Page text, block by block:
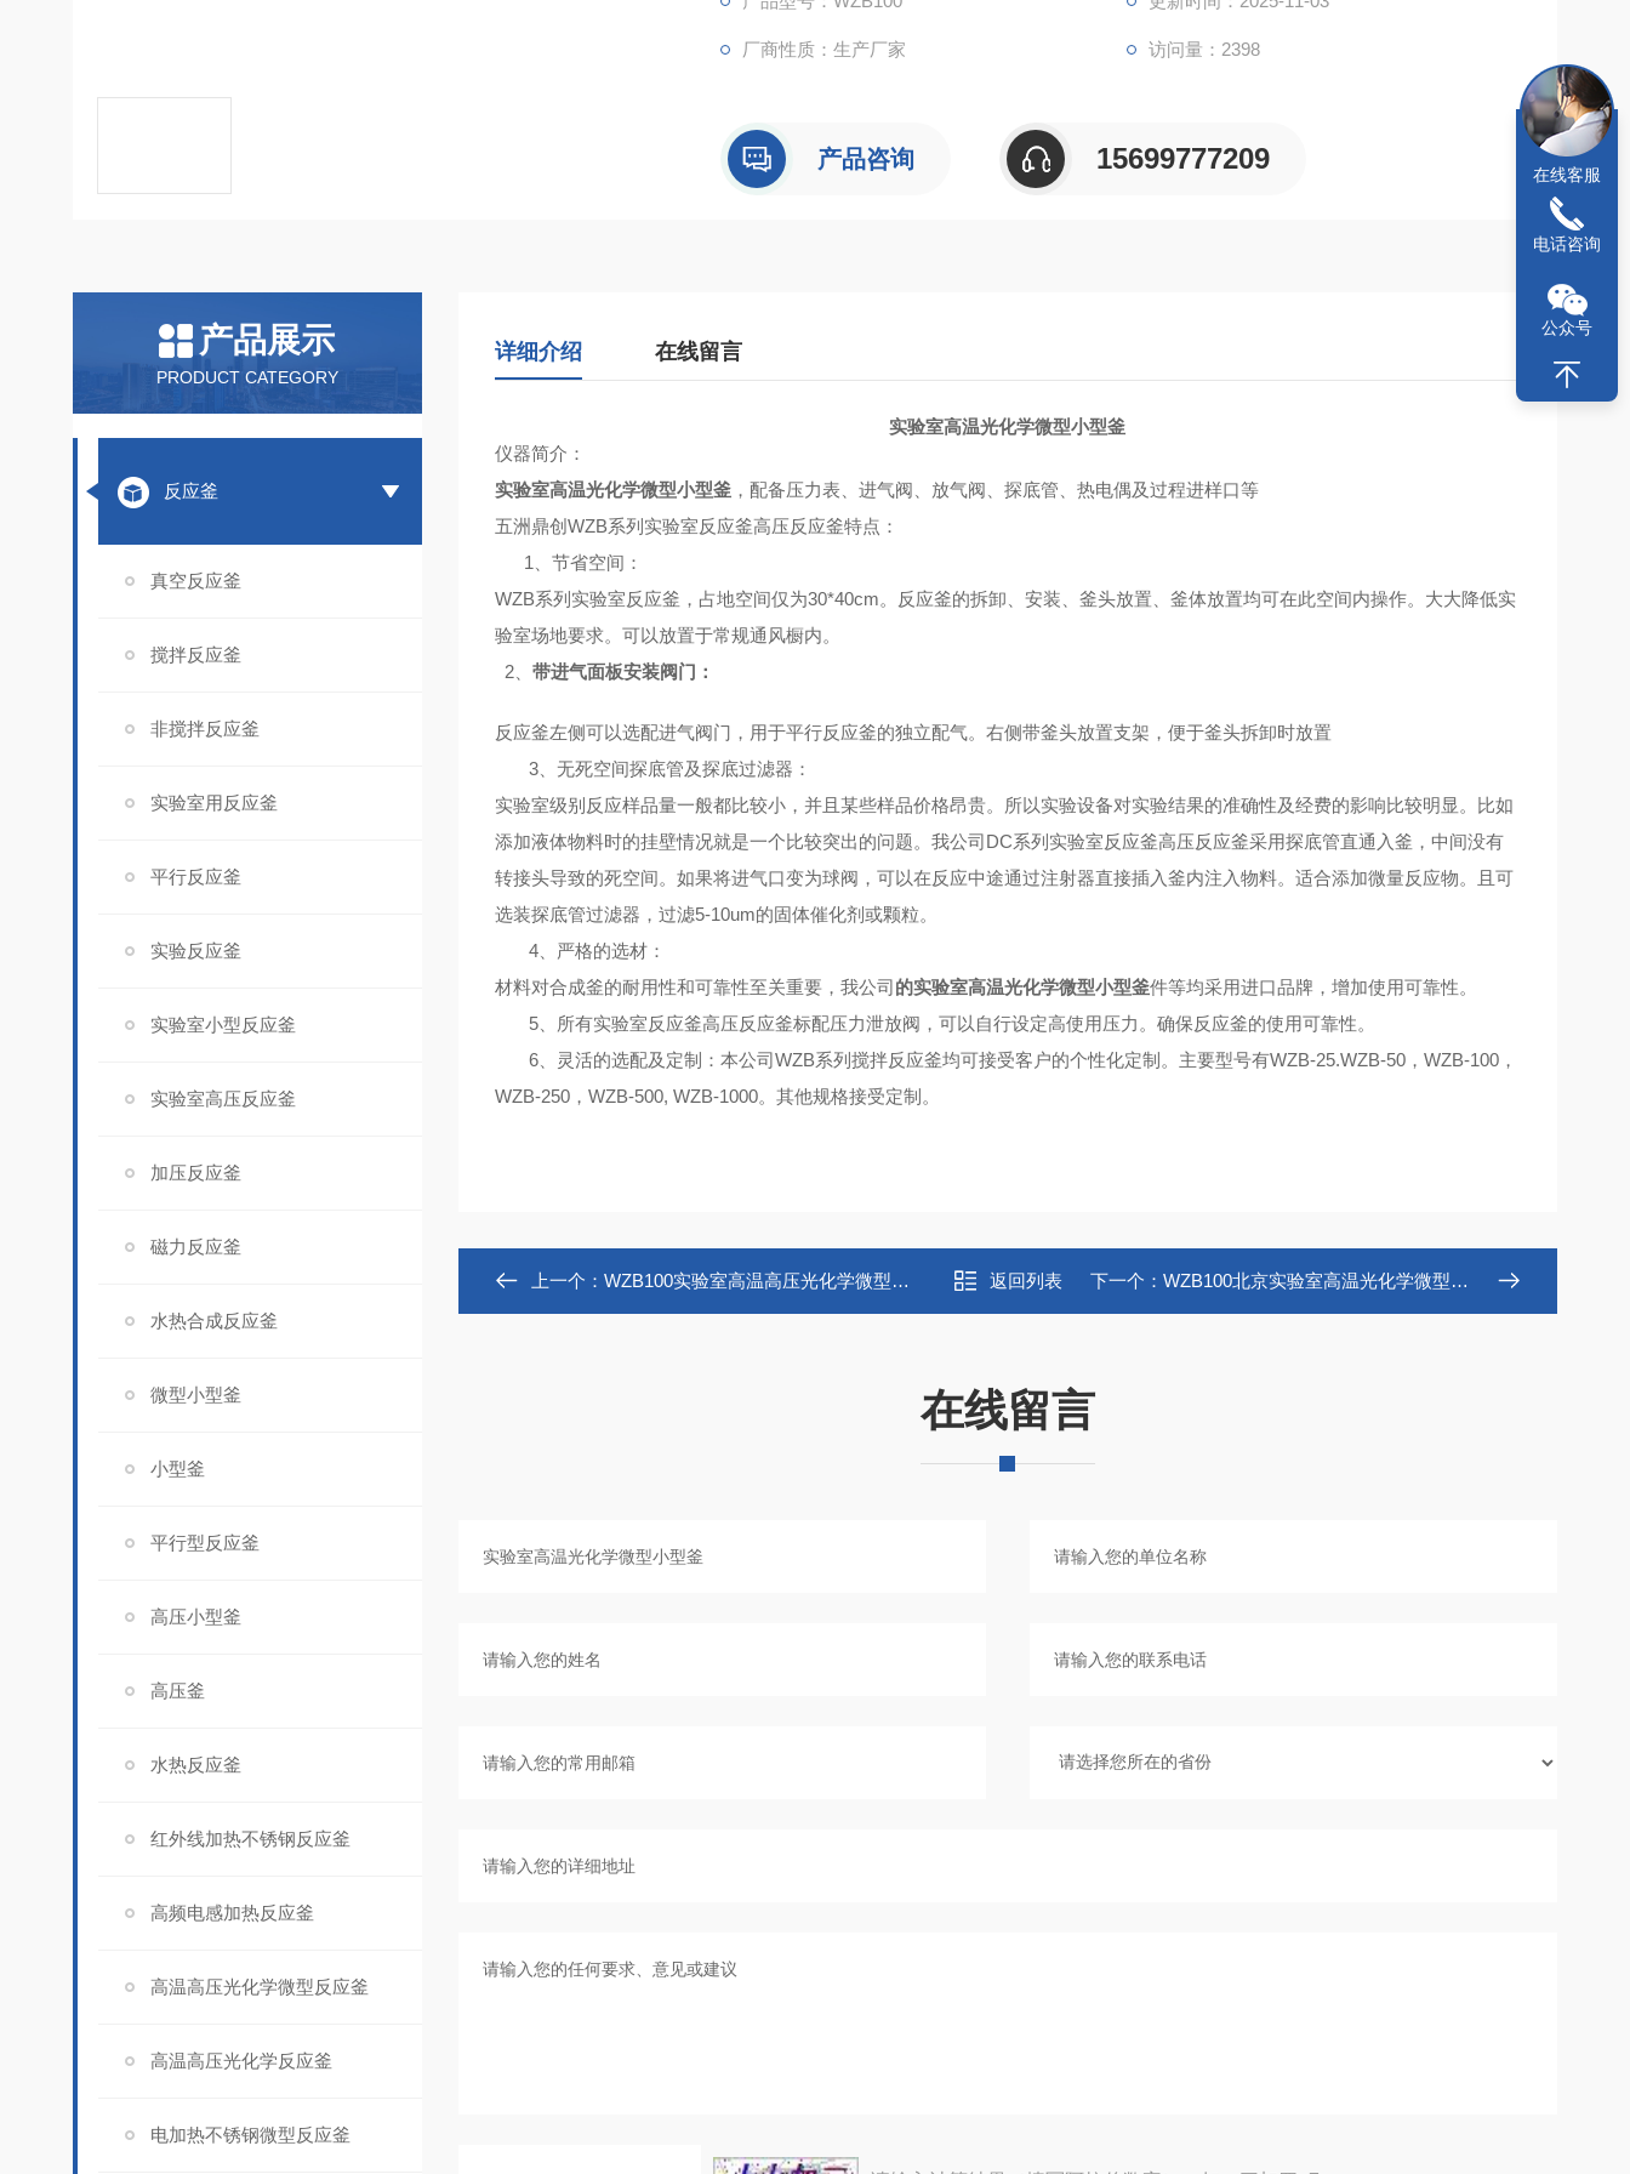
厂商性质：生产厂家 访问量：2398
产品咨询 15699777209
产品展示
PRODUCT CATEGORY
反应釜
真空反应釜
搅拌反应釜
非搅拌反应釜
实验室用反应釜
平行反应釜
实验反应釜
实验室小型反应釜
实验室高压反应釜
加压反应釜
磁力反应釜
水热合成反应釜
微型小型釜
小型釜
平行型反应釜
高压小型釜
高压釜
水热反应釜
红外线加热不锈钢反应釜
高频电感加热反应釜
高温高压光化学微型反应釜
高温高压光化学反应釜
电加热不锈钢微型反应釜
详细介绍 在线留言
实验室高温光化学微型小型釜
仪器简介 ：
实验室高温光化学微型小型釜，配备压力表、进气阀、放气阀、探底管、热电偶及过程进样口等
五洲鼎创WZB系列 实验室反应釜高压反应釜特点 ：
1、 节省空间 ：
WZB系列实验室反应釜，占地空间仅为30*40cm。反应釜的拆卸、安装、釜头放置、釜体放置均可在此空间内操作。大大降低实
验室场地要求。可以放置于常规通风橱内。
2、 带进气面板安装阀门 ：
反应釜左侧可以选配进气阀门，用于平行反应釜的独立配气。右侧带釜头放置支架，便于釜头拆卸时放置
3、 无死空间探底管及探底过滤器 ：
实验室级别反应样品量一般都比较小，并且某些样品价格昂贵。所以实验设备对实验结果的准确性及经费的影响比较明显。比如
添加液体物料时的挂壁情况就是一个比较突出的问题。我公司DC系列 实验室反应釜高压反应釜采用探底管直通入釜，中间没有
转接头导致的死空间。如果将进气口变为球阀，可以在反应中途通过注射器直接插入釜内注入物料。适合添加微量反应物。且可
选装探底管过滤器，过滤5-10um的固体催化剂或颗粒。
4、 严格的选材：
材料对合成釜的耐用性和可靠性至关重要，我公司的实验室高温光化学微型小型釜件等均采用进口品牌，增加使用可靠性。
5、
所有实验室反应釜高压反应釜标配压力泄放阀，可以自行设定高使用压力。确保反应釜的使用可靠性。
6、
灵活的选配及定制 ：本公司WZB系列搅拌反应釜均可接受客户的个性化定制。主要型号有WZB-25.WZB-50， WZB-100，
WZB-250， WZB-500, WZB-1000。其他规格接受定制。
上一个： WZB100实验室高温高压光化学微型小型釜 返回列表 下一个： WZB100北京实验室高温光化学微型小型釜
在线留言
在线客服
电话咨询
公众号